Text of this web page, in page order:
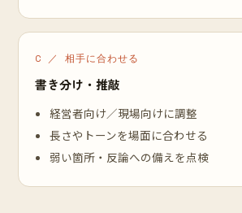
C ／ 相手に合わせる
書き分け・推敲
経営者向け／現場向けに調整
長さやトーンを場面に合わせる
弱い箇所・反論への備えを点検